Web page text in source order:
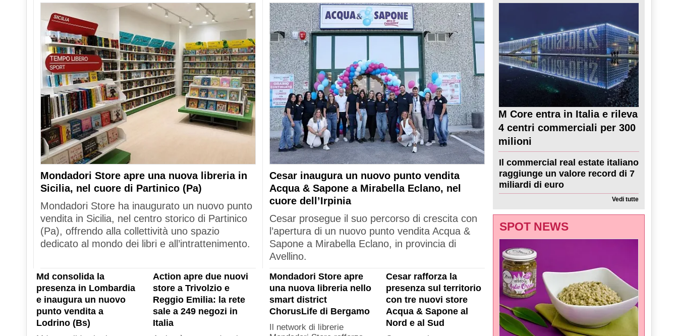
Mondadori Store apre una nuova libreria in
Sicilia, nel cuore di Partinico (Pa)
Mondadori Store ha inaugurato un nuovo punto
vendita in Sicilia, nel centro storico di Partinico
(Pa), offrendo alla collettività uno spazio
dedicato al mondo dei libri e all’intrattenimento.
Cesar inaugura un nuovo punto vendita
Acqua & Sapone a Mirabella Eclano, nel
cuore dell’Irpinia
Cesar prosegue il suo percorso di crescita con
l’apertura di un nuovo punto vendita Acqua &
Sapone a Mirabella Eclano, in provincia di
Avellino.
Md consolida la
presenza in Lombardia
e inaugura un nuovo
punto vendita a
Lodrino (Bs)
Action apre due nuovi
store a Trivolzio e
Reggio Emilia: la rete
sale a 249 negozi in
Italia
Mondadori Store apre
una nuova libreria nello
smart district
ChorusLife di Bergamo
Il network di librerie
Cesar rafforza la
presenza sul territorio
con tre nuovi store
Acqua & Sapone al
Nord e al Sud
M Core entra in Italia e rileva
4 centri commerciali per 300
milioni
Il commercial real estate italiano
raggiunge un valore record di 7
miliardi di euro
Vedi tutte
SPOT NEWS